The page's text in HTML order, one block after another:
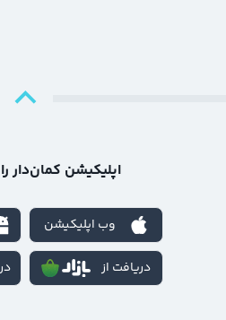
اپلیکیشن کمان‌دار
وب اپلیکیشن
دریافت از